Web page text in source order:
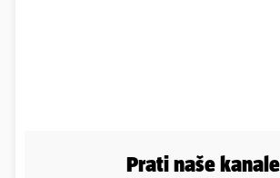
Prati naše kanale